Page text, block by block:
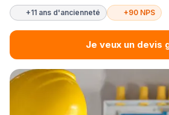
+11 ans d'ancienneté +90 NPS
Je veux un devis